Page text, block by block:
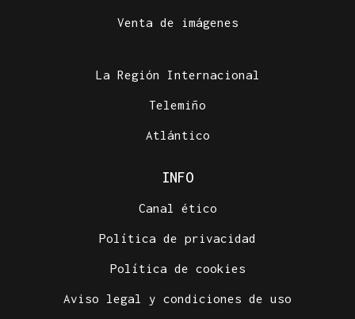
Venta de imágenes
La Región Internacional
Telemiño
Atlántico
INFO
Canal ético
Política de privacidad
Política de cookies
Aviso legal y condiciones de uso